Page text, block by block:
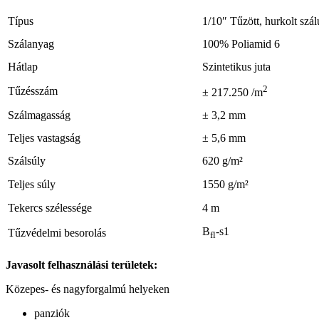
Típus
1/10″ Tűzött, hurkolt
Szálanyag
100% Poliamid 6
Hátlap
Szintetikus juta
Tűzésszám
± 217.250 /m2
Szálmagasság
± 3,2 mm
Teljes vastagság
± 5,6 mm
Szálsúly
620 g/m²
Teljes súly
1550 g/m²
Tekercs szélessége
4 m
Tűzvédelmi besorolás Bfl-s1
Javasolt felhasználási területek:
Közepes- és nagyforgalmú helyeken
panziók